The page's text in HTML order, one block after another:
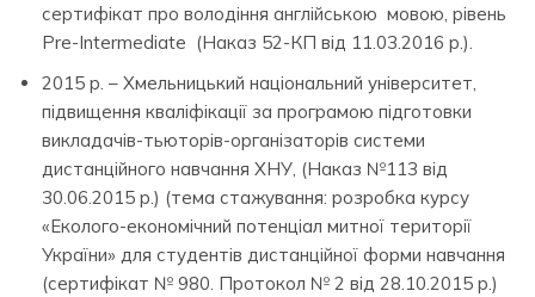
сертифікат про володіння англійською мовою, рівень
Pre-Intermediate (Наказ 52-КП від 11.03.2016 р.).
2015 р. – Хмельницький національний університет,
підвищення кваліфікації за програмою підготовки
викладачів-тьюторів-організаторів системи
дистанційного навчання ХНУ, (Наказ №113 від
30.06.2015 р.) (тема стажування: розробка курсу
«Еколого-економічний потенціал митної території
України» для студентів дистанційної форми навчання
(сертифiкат № 980. Протокол № 2 від 28.10.2015 р.)